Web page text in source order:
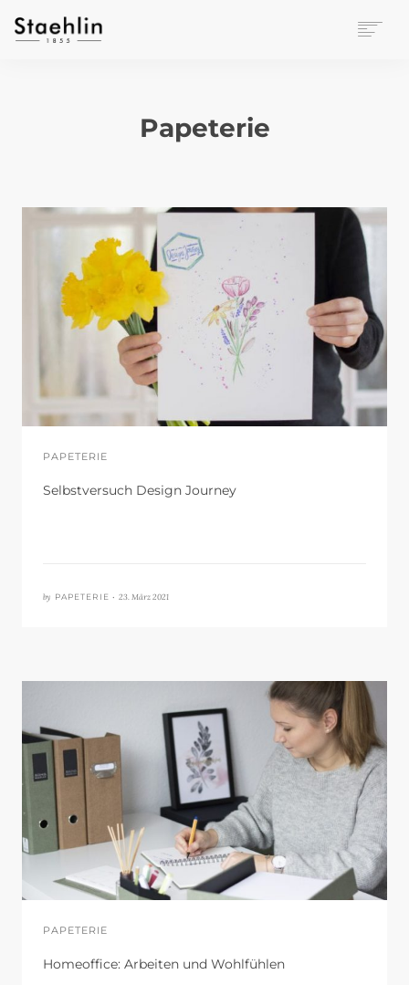
VERANSTALTUNGEN
Papeterie
PAPETERIE
Selbstversuch Design Journey
by PAPETERIE • 23. März 2021
PAPETERIE
Homeoffice: Arbeiten und Wohlfühlen